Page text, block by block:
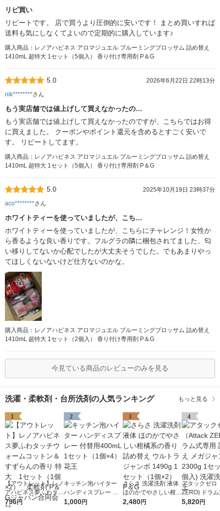
リピ買い
リピートです。 店で買うより圧倒的に安いです！ まとめ買いすれば
送料も気にしなくてよいので定期的に購入しています♪
購入商品：レノアハピネス アロマジュエル ブルーミングブロッサム 詰め替え
1410mL 超特大 1セット（5個入） 香り付け専用剤 P＆G
5.0
2026年6月22日 22時13分
nik********さん
もう実店舗では値上げして買えなかったの…
もう実店舗では値上げして買えなかったのですが、こちらではお得
に買えました。 クーポンやポイント還元を含めるとすごく安いで
す。 リピートしてます。
購入商品：レノアハピネス アロマジュエル ブルーミングブロッサム 詰め替え
1410mL 超特大 1セット（5個入） 香り付け専用剤 P＆G
5.0
2025年10月19日 23時37分
aco********さん
ホワイトティーを使っていましたが、こち…
ホワイトティーを使っていましたが、こちらにチャレンジ！女性か
ら香るような良い香りです。フルグラの隣に梱包されてました、匂
い移りしてないか心配でしたが大丈夫そうでした。でもあまりやっ
てほしくないないけど仕方ないのかな。
購入商品：レノアハピネス アロマジュエル ブルーミングブロッサム 詰め替え
1410mL 超特大 1セット（2個入） 香り付け専用剤 P＆G
今見ている商品のレビューのみを見る
洗濯・柔軟剤・台所洗剤の人気ランキング もっと見る
1
【アウトレット】レノ
アハピネス夢ふわタッ
チウォームコットン＆
796円
2
キッチン泡ハイター
ハンディスプレー 付
替用400mL 1セット
1,000円
3
さらさ 洗濯洗剤 液体
ほのかでやさしい柑橘
系の香り 詰め替え ウ
2,480円
4
アタックゼロ
ZERO) ドラ
詰め替え メガ
5,820円